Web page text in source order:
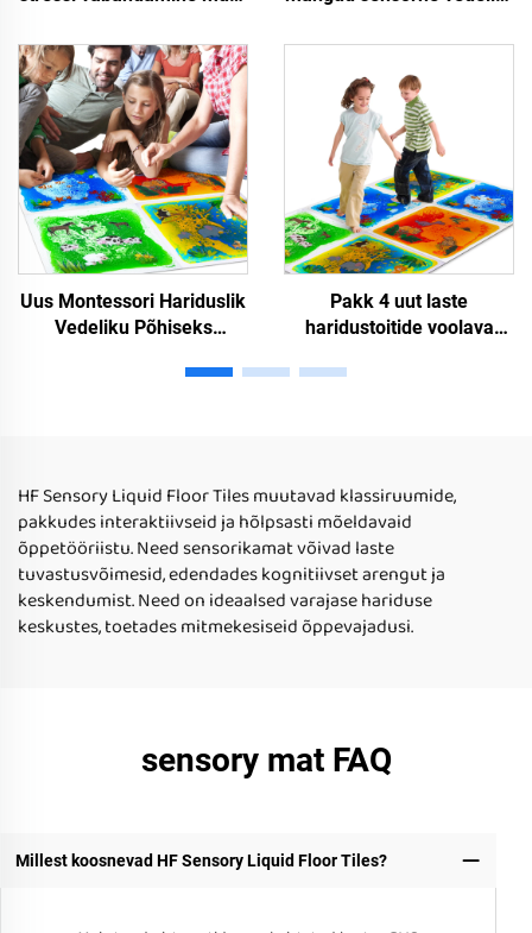
põrandaplaad sensorne
mat gel-põrandalava mat
autistlike inimeste jaoks
põrandaplaadid autistlike
fidget-lastena
Uus Montessori Hariduslik
Vedeliku Põhiseks
Autisuse Raviks Pröömium
Pakk 4 uut laste
haridustoitide voolava
lastemängumat Lasted
HF Sensory Liquid Floor Tiles muutavad klassiruumide,
pakkudes interaktiivseid ja hõlpsasti mõeldavaid
õppetööriistu. Need sensorikamat võivad laste
tuvastusvõimesid, edendades kognitiivset arengut ja
keskendumist. Need on ideaalsed varajase hariduse
keskustes, toetades mitmekesiseid õppevajadusi.
sensory mat FAQ
Millest koosnevad HF Sensory Liquid Floor Tiles?